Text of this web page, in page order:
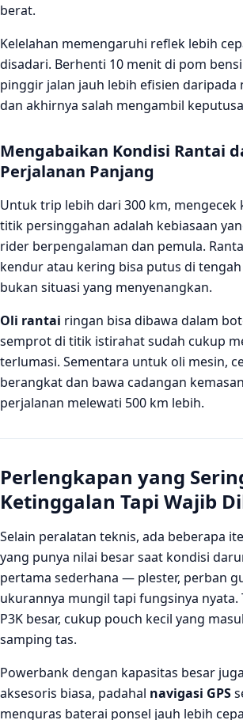
berat.
Kelelahan memengaruhi reflek lebih
disadari. Berhenti 10 menit di pom
pinggir jalan jauh lebih efisien daripada
dan akhirnya salah mengambil
Mengabaikan Kondisi Rantai
Perjalanan Panjang
Untuk trip lebih dari 300 km, mengecek
titik persinggahan adalah kebiasaan
rider berpengalaman dan pemula.
kendur atau kering bisa putus di
bukan situasi yang menyenangkan.
Oli rantai ringan bisa dibawa dalam
semprot di titik istirahat sudah cukup
terlumasi. Sementara untuk oli mesin,
berangkat dan bawa cadangan
perjalanan melewati 500 km lebih.
Perlengkapan yang
Ketinggalan Tapi Wajib
Selain peralatan teknis, ada beberapa
yang punya nilai besar saat kondisi
pertama sederhana — plester, perban
ukurannya mungil tapi fungsinya nyata.
P3K besar, cukup pouch kecil yang
samping tas.
Powerbank dengan kapasitas besar
aksesoris biasa, padahal navigasi GPS
menguras baterai ponsel jauh lebih